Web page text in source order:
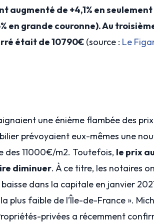
augmenté de +4,1% en seulement
en grande couronne). Au
était de 10790€ (source : Le
une énième flambée des
prévoyaient eux-mêmes une
11000€/m2. Toutefois, le prix
diminuer. À ce titre, les notaires
dans la capitale en janvier
plus faible de l’Île-de-France ».
privées a récemment